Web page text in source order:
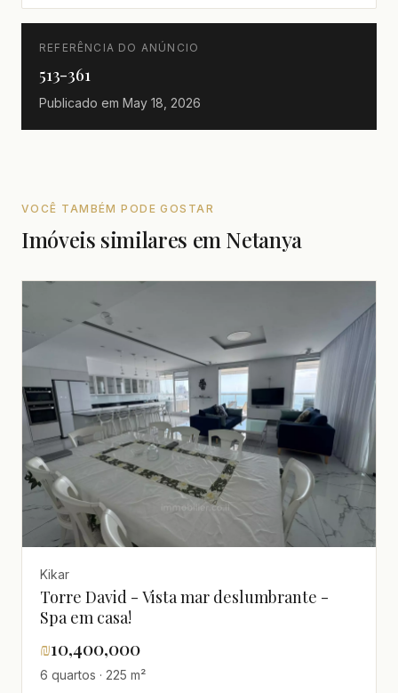
REFERÊNCIA DO ANÚNCIO
513-361
Publicado em May 18, 2026
VOCÊ TAMBÉM PODE GOSTAR
Imóveis similares em Netanya
Kikar
Torre David - Vista mar deslumbrante -
Spa em casa!
₪10,400,000
6 quartos · 225 m²